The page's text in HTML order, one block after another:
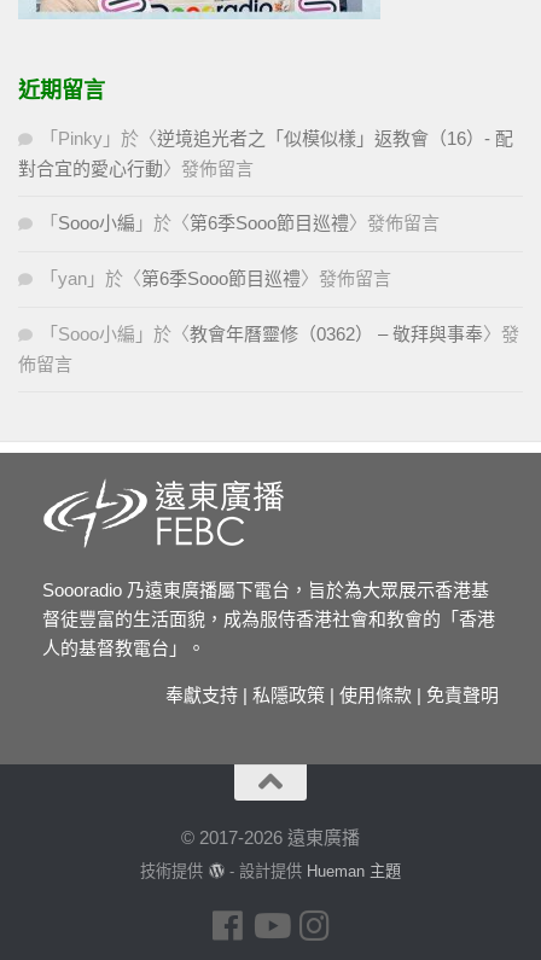
近期留言
「 Pinky 」於〈逆境追光者之「似模似樣」返教會（16）- 配
對合宜的愛心行動〉發佈留言
「 Sooo小編 」於〈第6季Sooo節目巡禮〉發佈留言
「 yan 」於〈第6季Sooo節目巡禮〉發佈留言
「 Sooo小編 」於〈教會年曆靈修（0362） – 敬拜與事奉〉發
佈留言
Soooradio 乃遠東廣播屬下電台，旨於為大眾展示香港基
督徒豐富的生活面貌，成為服侍香港社會和教會的「香港
人的基督教電台」。
奉獻支持 | 私隱政策 | 使用條款 | 免責聲明
© 2017-2026 遠東廣播
技術提供 - 設計提供 Hueman 主題